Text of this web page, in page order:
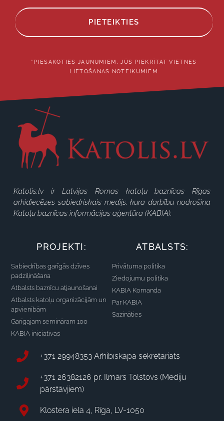
PIETEIKTIES
*PIESAKOTIES JAUNUMIEM, JŪS PIEKRĪTAT VIETNES
LIETOŠANAS NOTEIKUMIEM
Katolis.lv ir Latvijas Romas katoļu baznīcas Rīgas
arhidiecēzes sabiedriskais medijs, kura darbību nodrošina
Katoļu baznīcas informācijas aģentūra (KABIA).
PROJEKTI:
Sabiedrības garīgās dzīves
padziļināšana
Atbalsts baznīcu atjaunošanai
Atbalsts katoļu organizācijām un
apvienībām
Garīgajam semināram 100
KABIA iniciatīvas
ATBALSTS:
Privātuma politika
Ziedojumu politika
KABIA Komanda
Par KABIA
Sazināties
+371 29948353 Arhibīskapa sekretariāts
+371 26382126 pr. Ilmārs Tolstovs (Mediju
pārstāvjiem)
Klostera iela 4, Rīga, LV-1050